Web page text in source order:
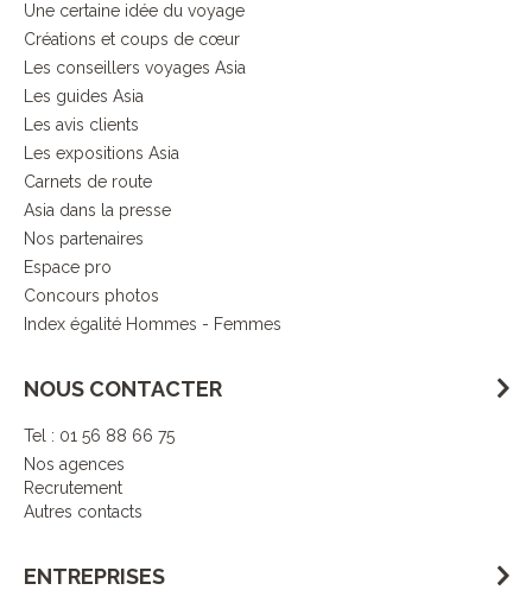
Une certaine idée du voyage
Créations et coups de cœur
Les conseillers voyages Asia
Les guides Asia
Les avis clients
Les expositions Asia
Carnets de route
Asia dans la presse
Nos partenaires
Espace pro
Concours photos
Index égalité Hommes - Femmes
NOUS CONTACTER
Tel : 01 56 88 66 75
Nos agences
Recrutement
Autres contacts
ENTREPRISES